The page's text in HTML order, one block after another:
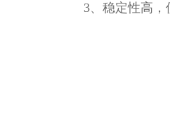
3、稳定性高